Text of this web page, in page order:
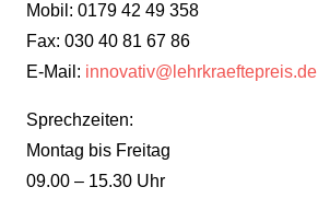
Mobil: 0179 42 49 358
Fax: 030 40 81 67 86
E-Mail: innovativ@lehrkraeftepreis.de
Sprechzeiten:
Montag bis Freitag
09.00 – 15.30 Uhr